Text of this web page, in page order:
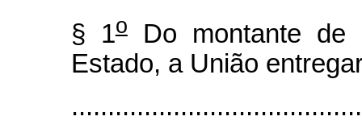
§ 1oDo montante de
Estado, a União